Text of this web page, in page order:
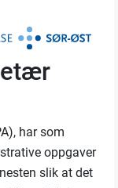
har som
oppgaver
slik at det